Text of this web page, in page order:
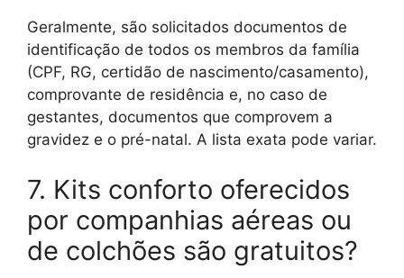
Geralmente, são solicitados documentos de
identificação de todos os membros da família
(CPF, RG, certidão de nascimento/casamento),
comprovante de residência e, no caso de
gestantes, documentos que comprovem a
gravidez e o pré-natal. A lista exata pode variar.
7. Kits conforto oferecidos
por companhias aéreas ou
de colchões são gratuitos?